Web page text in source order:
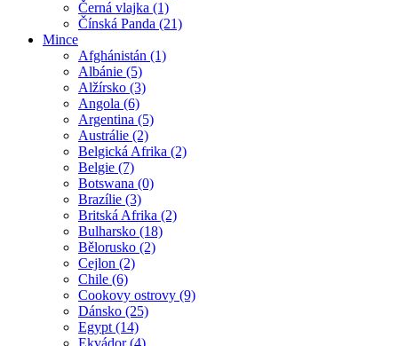
Černá vlajka (1)
Čínská Panda (21)
Mince
Afghánistán (1)
Albánie (5)
Alžírsko (3)
Angola (6)
Argentina (5)
Austrálie (2)
Belgická Afrika (2)
Belgie (7)
Botswana (0)
Brazílie (3)
Britská Afrika (2)
Bulharsko (18)
Bělorusko (2)
Cejlon (2)
Chile (6)
Cookovy ostrovy (9)
Dánsko (25)
Egypt (14)
Ekvádor (4)